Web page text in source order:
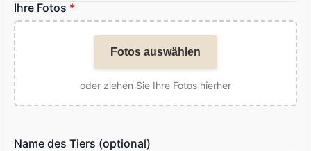
Ihre Fotos *
Fotos auswählen
oder ziehen Sie Ihre Fotos hierher
Name des Tiers (optional)